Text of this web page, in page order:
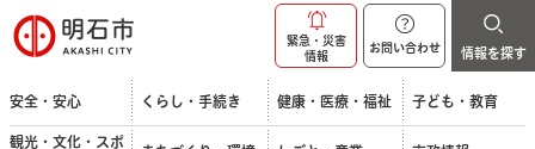
明石市
緊急・災害
情報
お問い合わせ 情報を探す
安全・安心 くらし・手続き 健康・医療・福祉 子ども・教育
観光・文化・スポ